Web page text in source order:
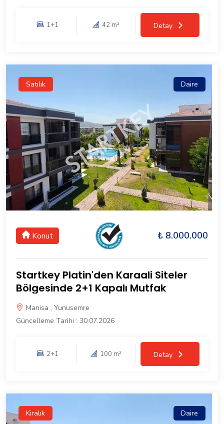
1+1 42 m² Detay
Satılık Daire
Konut ₺ 8.000.000
Startkey Platin'den Karaali Siteler
Bölgesinde 2+1 Kapalı Mutfak
Manisa , Yunusemre
Güncelleme Tarihi : 30.07.2026
2+1 100 m² Detay
Kiralık Daire